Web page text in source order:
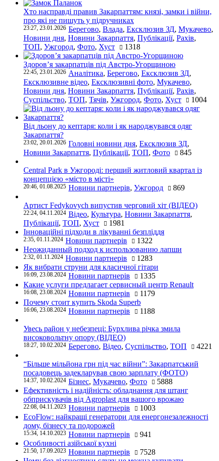
Хто насправді правив Закарпаттям: князі, замки і війни,
про які не пишуть у підручниках
23:27, 23.01.2026 Берегово, Влада, Ексклюзив ЗД, Мукачево,
Новини дня, Новини Закарпаття, Публікації, Рахів,
ТОП, Ужгород, Фото, Хуст 1318
Здоров’я закарпатців під Австро-Угорщиною
22:45, 23.01.2026 Аналітика, Берегово, Ексклюзив ЗД,
Ексклюзивне відео, Ексклюзивні фото, Мукачево,
Новини дня, Новини Закарпаття, Публікації, Рахів,
Суспільство, ТОП, Тячів, Ужгород, Фото, Хуст 1004
Від льону до кептаря: коли і як народжувався одяг
Закарпаття?
23:02, 20.01.2026 Головні новини дня, Ексклюзив ЗД,
Новини Закарпаття, Публікації, ТОП, Фото 845
Central Park в Ужгороді: перший житловий квартал із
концепцією «місто в місті»
20:46, 01.08.2025 Новини партнерів, Ужгород 869
Артист Fedykovych випустив черговий хіт (ВІДЕО)
22:24, 04.11.2024 Відео, Культура, Новини Закарпаття,
Публікації, ТОП, Хуст
1981
Інноваційні підходи в лікуванні безпліддя
2:35, 01.11.2024 Новини партнерів
1322
Неожиданный подход к использованию лапши
2:32, 01.11.2024 Новини партнерів
1283
Як вибрати струни для класичної гітари
16:09, 23.08.2024 Новини партнерів
1335
Какие услуги предлагает сервисный центр Renault
16:08, 23.08.2024 Новини партнерів
1179
Почему стоит купить Skoda Superb
16:06, 23.08.2024 Новини партнерів 1188
Увесь район у небезпеці: Бурхлива річка змила
високовольтну опору (ВІДЕО)
18:27, 10.02.2024 Берегово, Відео, Суспільство, ТОП 4221
“Більше мільйона грн під час війни”: Закарпатський
посадовець задекларував свою зарплату (ФОТО)
14:37, 10.02.2024 Бізнес, Мукачево, Фото
5888
Ефективність і надійність: обладнання для штанг
обприскувачів від Agroplast для вашого врожаю
22:08, 04.11.2023 Новини партнерів
1003
EcoFlow: найкращі генератори для енергонезалежності
дому, бізнесу та подорожей
15:34, 14.10.2023 Новини партнерів
941
Особливості азійської кухні
21:50, 17.09.2023 Новини партнерів
7528